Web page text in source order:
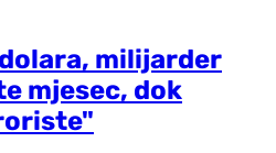
milijarder
mjesec, dok